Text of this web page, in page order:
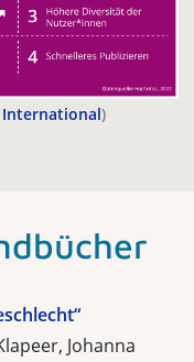
International)
Johanna